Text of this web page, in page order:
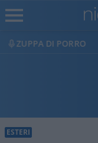
ECONOMIA
ESTERI